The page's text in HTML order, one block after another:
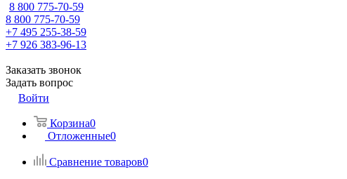
8 800 775-70-59
8 800 775-70-59
+7 495 255-38-59
+7 926 383-96-13
Заказать звонок
Задать вопрос
Войти
Корзина0
Отложенные0
Сравнение товаров0